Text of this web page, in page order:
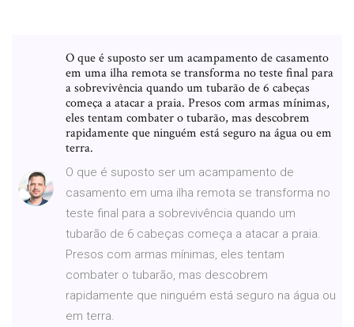
O que é suposto ser um acampamento de casamento
em uma ilha remota se transforma no teste final para
a sobrevivência quando um tubarão de 6 cabeças
começa a atacar a praia. Presos com armas mínimas,
eles tentam combater o tubarão, mas descobrem
rapidamente que ninguém está seguro na água ou em
terra.
O que é suposto ser um acampamento de
casamento em uma ilha remota se transforma no
teste final para a sobrevivência quando um
tubarão de 6 cabeças começa a atacar a praia.
Presos com armas mínimas, eles tentam
combater o tubarão, mas descobrem
rapidamente que ninguém está seguro na água ou
em terra.